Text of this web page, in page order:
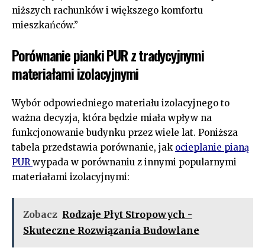
niższych rachunków i większego komfortu
mieszkańców.”
Porównanie pianki PUR z tradycyjnymi
materiałami izolacyjnymi
Wybór odpowiedniego materiału izolacyjnego to
ważna decyzja, która będzie miała wpływ na
funkcjonowanie budynku przez wiele lat. Poniższa
tabela przedstawia porównanie, jak ocieplanie pianą
PURwypada w porównaniu z innymi popularnymi
materiałami izolacyjnymi:
Zobacz Rodzaje Płyt Stropowych -
Skuteczne Rozwiązania Budowlane